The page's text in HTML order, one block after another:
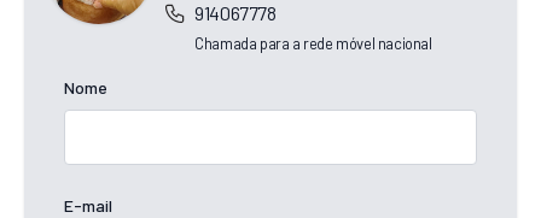
914067778
Chamada para a rede móvel nacional
Nome
E-mail